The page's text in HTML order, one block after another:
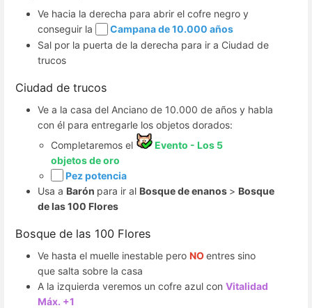
Ve hacia la derecha para abrir el cofre negro y
conseguir la
Campana de 10.000 años
Sal por la puerta de la derecha para ir a Ciudad de
trucos
Ciudad de trucos
Ve a la casa del Anciano de 10.000 de años y habla
con él para entregarle los objetos dorados:
Completaremos el
Evento - Los 5
objetos de oro
Pez potencia
Usa a Barón para ir al Bosque de enanos > Bosque
de las 100 Flores
Bosque de las 100 Flores
Ve hasta el muelle inestable pero NOentres sino
que salta sobre la casa
A la izquierda veremos un cofre azul con Vitalidad
Máx. +1